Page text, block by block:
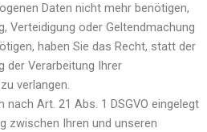
Daten nicht mehr benötigen,
Verteidigung oder Geltendmachung
haben Sie das Recht, statt der
der Verarbeitung Ihrer
verlangen.
nach Art. 21 Abs. 1 DSGVO eingelegt
zwischen Ihren und unseren